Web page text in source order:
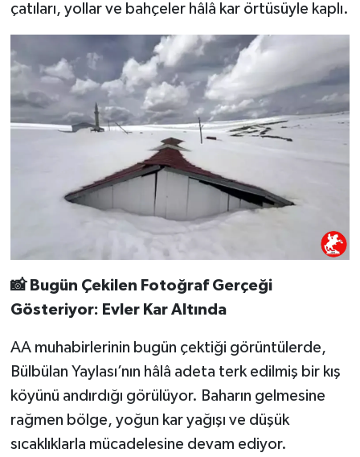
çatıları, yollar ve bahçeler hâlâ kar örtüsüyle kaplı.
📸 Bugün Çekilen Fotoğraf Gerçeği
Gösteriyor: Evler Kar Altında
AA muhabirlerinin bugün çektiği görüntülerde,
Bülbülan Yaylası’nın hâlâ adeta terk edilmiş bir kış
köyünü andırdığı görülüyor. Baharın gelmesine
rağmen bölge, yoğun kar yağışı ve düşük
sıcaklıklarla mücadelesine devam ediyor.